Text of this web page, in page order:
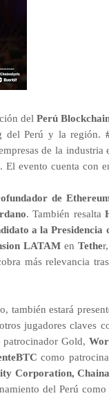
del Perú
del Perú y la región.
de la industria
evento cuenta con
de
. También resalta
a la Presidencia
LATAMen Tethe
más relevancia
también estará
jugadores claves
patrocinador Gold,
como
Corporation,
del Perú